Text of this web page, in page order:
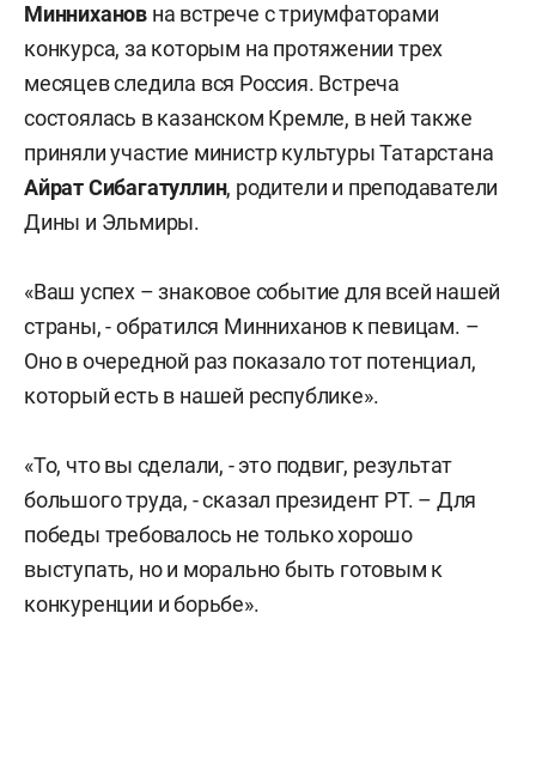
Минниханов на встрече с триумфаторами
конкурса, за которым на протяжении трех
месяцев следила вся Россия. Встреча
состоялась в казанском Кремле, в ней также
приняли участие министр культуры Татарстана
Айрат Сибагатуллин, родители и преподаватели
Дины и Эльмиры.
«Ваш успех – знаковое событие для всей нашей
страны, - обратился Минниханов к певицам. –
Оно в очередной раз показало тот потенциал,
который есть в нашей республике».
«То, что вы сделали, - это подвиг, результат
большого труда, - сказал президент РТ. – Для
победы требовалось не только хорошо
выступать, но и морально быть готовым к
конкуренции и борьбе».